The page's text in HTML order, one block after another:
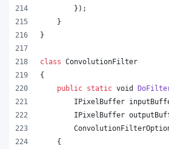
} ) ;
}
}
class ConvolutionFilter
{
public static void
IPixelBuffer
IPixelBuffer
{